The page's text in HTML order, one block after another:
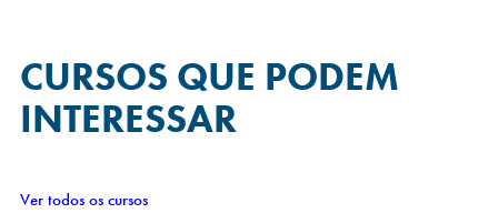
CURSOS QUE PODEM
INTERESSAR
Ver todos os cursos